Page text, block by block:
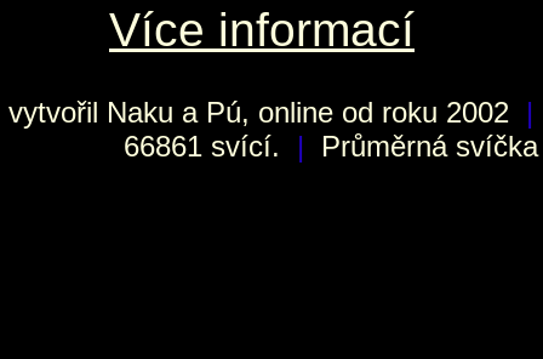
Více informací
vytvořil Naku a Pú, online od roku 2002 |
66861 svící.
| Průměrná